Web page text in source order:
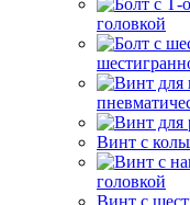
головкой
Винт с
головкой
Винт с